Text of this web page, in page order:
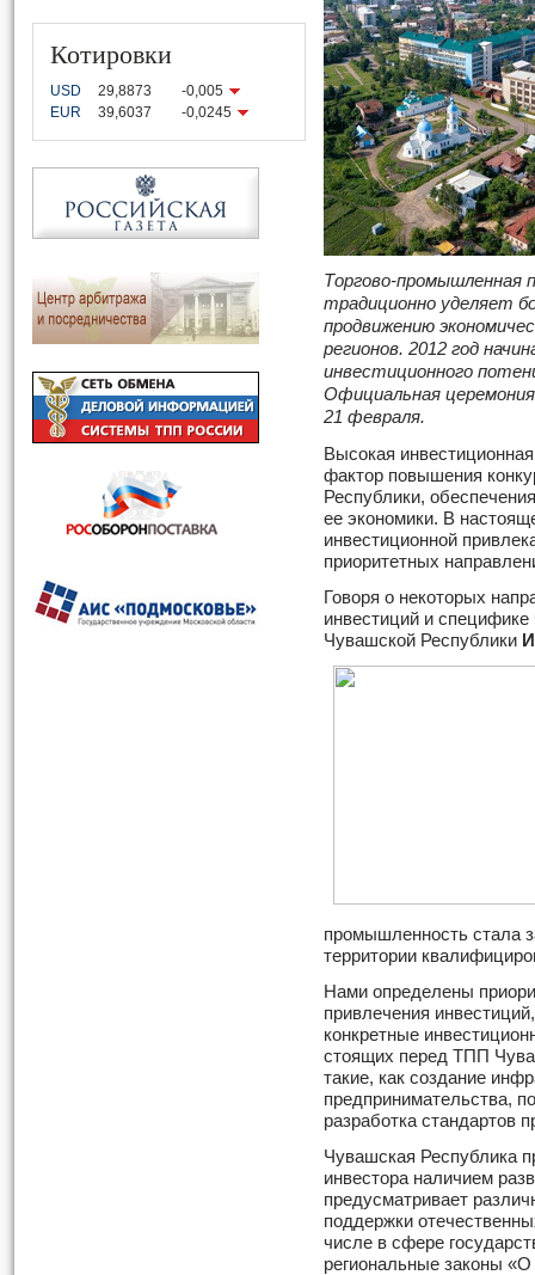
Котировки
USD 29,8873
-0,005
EUR
39,6037 -0,0245
Торгово-промышленная
традиционно уделяет
продвижению
регионов. 2012 год
инвестиционного
Официальная
21 февраля.
Высокая
фактор повышения
Республики,
ее экономики. В
инвестиционной
приоритетных
Говоря о некоторых
инвестиций и
Чувашской Республики
промышленность стала
территории
Нами определены
привлечения
конкретные
стоящих перед ТПП
такие, как создание
предпринимательства,
разработка стандартов
Чувашская Республика
инвестора наличием
предусматривает
поддержки
числе в сфере
региональные законы